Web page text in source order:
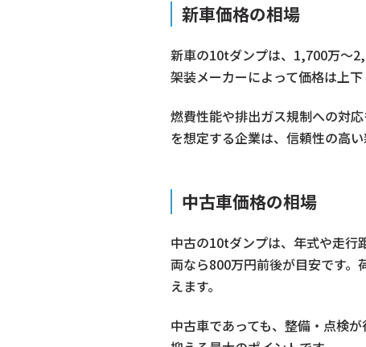
新車価格の相場
新車の10tダンプは、1,700万〜
架装メーカーによって価格は上下
燃費性能や排出ガス規制への対
を想定する企業は、信頼性の高
中古車価格の相場
中古の10tダンプは、年式や走行
両なら800万円前後が目安です
えます。
中古車であっても、整備・点検